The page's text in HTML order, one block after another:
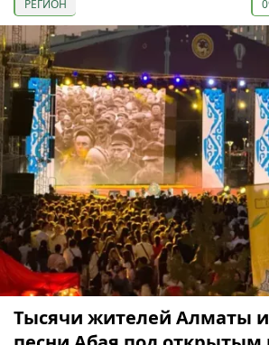
РЕГИОН
Тысячи жителей Алматы